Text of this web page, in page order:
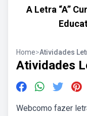
A Letra “A”
Home>Atividades
Atividades
Webcomo fazer